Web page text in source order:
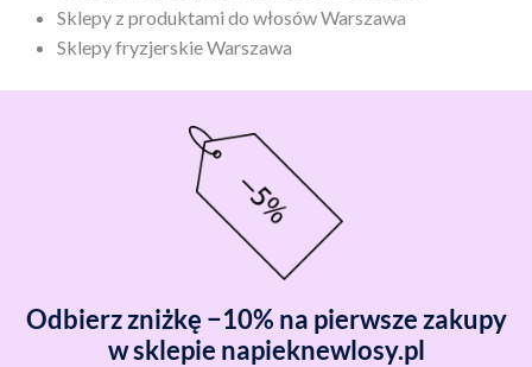
Sklepy z produktami do włosów Warszawa
Sklepy fryzjerskie Warszawa
Odbierz zniżkę −10% na pierwsze zakupy
w sklepie napieknewlosy.pl